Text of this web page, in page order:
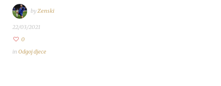
byZenski
22/03/2021
0
in Odgoj djece